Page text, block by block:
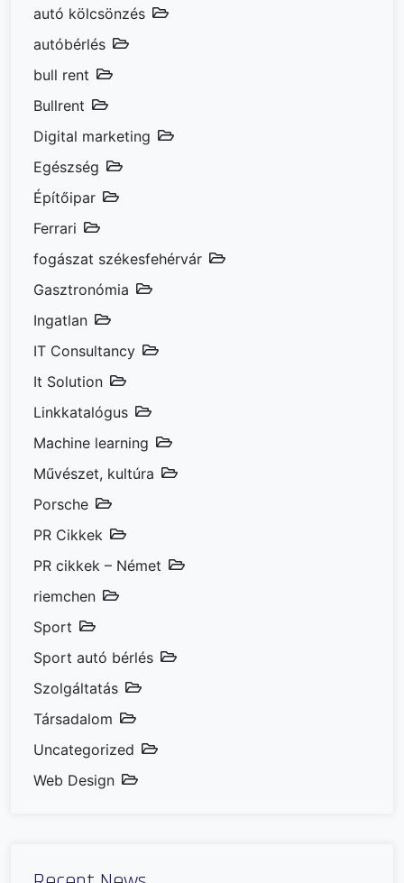
autó kölcsönzés
autóbérlés
bull rent
Bullrent
Digital marketing
Egészség
Építőipar
Ferrari
fogászat székesfehérvár
Gasztronómia
Ingatlan
IT Consultancy
It Solution
Linkkatalógus
Machine learning
Művészet, kultúra
Porsche
PR Cikkek
PR cikkek – Német
riemchen
Sport
Sport autó bérlés
Szolgáltatás
Társadalom
Uncategorized
Web Design